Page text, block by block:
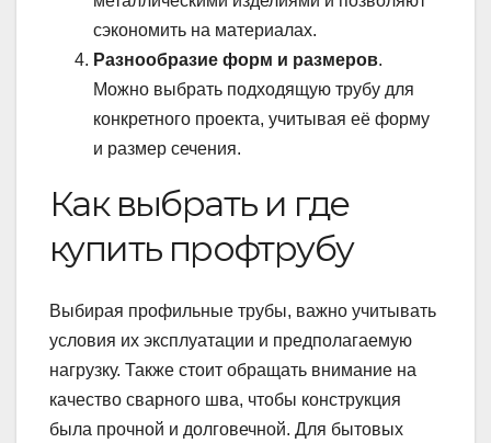
сэкономить на материалах.
Разнообразие форм и размеров.
Можно выбрать подходящую трубу для
конкретного проекта, учитывая её форму
и размер сечения.
Как выбрать и где
купить профтрубу
Выбирая профильные трубы, важно учитывать
условия их эксплуатации и предполагаемую
нагрузку. Также стоит обращать внимание на
качество сварного шва, чтобы конструкция
была прочной и долговечной. Для бытовых